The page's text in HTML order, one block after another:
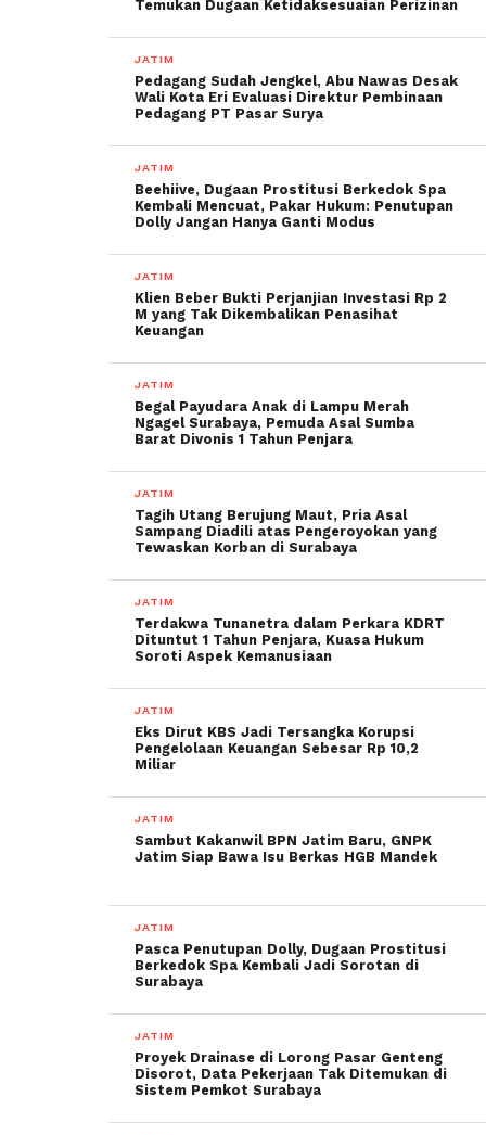
Temukan Dugaan Ketidaksesuaian Perizinan
JATIM
Pedagang Sudah Jengkel, Abu Nawas Desak
Wali Kota Eri Evaluasi Direktur Pembinaan
Pedagang PT Pasar Surya
JATIM
Beehiive, Dugaan Prostitusi Berkedok Spa
Kembali Mencuat, Pakar Hukum: Penutupan
Dolly Jangan Hanya Ganti Modus
JATIM
Klien Beber Bukti Perjanjian Investasi Rp 2
M yang Tak Dikembalikan Penasihat
Keuangan
JATIM
Begal Payudara Anak di Lampu Merah
Ngagel Surabaya, Pemuda Asal Sumba
Barat Divonis 1 Tahun Penjara
JATIM
Tagih Utang Berujung Maut, Pria Asal
Sampang Diadili atas Pengeroyokan yang
Tewaskan Korban di Surabaya
JATIM
Terdakwa Tunanetra dalam Perkara KDRT
Dituntut 1 Tahun Penjara, Kuasa Hukum
Soroti Aspek Kemanusiaan
JATIM
Eks Dirut KBS Jadi Tersangka Korupsi
Pengelolaan Keuangan Sebesar Rp 10,2
Miliar
JATIM
Sambut Kakanwil BPN Jatim Baru, GNPK
Jatim Siap Bawa Isu Berkas HGB Mandek
JATIM
Pasca Penutupan Dolly, Dugaan Prostitusi
Berkedok Spa Kembali Jadi Sorotan di
Surabaya
JATIM
Proyek Drainase di Lorong Pasar Genteng
Disorot, Data Pekerjaan Tak Ditemukan di
Sistem Pemkot Surabaya